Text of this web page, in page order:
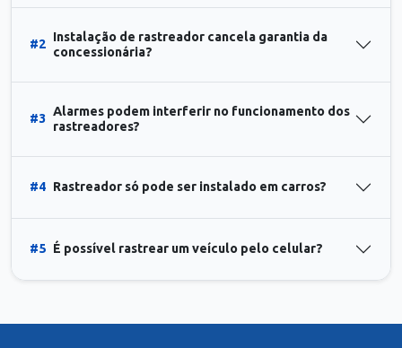
#2
Instalação de rastreador cancela garantia da
concessionária?
#3
Alarmes podem interferir no funcionamento dos
rastreadores?
#4 Rastreador só pode ser instalado em carros?
#5 É possível rastrear um veículo pelo celular?